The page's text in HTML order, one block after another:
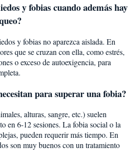
y fobias cuando además hay
y fobias no aparezca aislada. En
que se cruzan con ella, como estrés,
o exceso de autoexigencia, para
para superar una fobia?
alturas, sangre, etc.) suelen
en 6-12 sesiones. La fobia social o la
pueden requerir más tiempo. En
son muy buenos con un tratamiento